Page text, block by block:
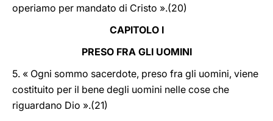
operiamo per mandato di Cristo ».(20)
CAPITOLO I
PRESO FRA GLI UOMINI
5. « Ogni sommo sacerdote, preso fra gli uomini, viene
costituito per il bene degli uomini nelle cose che
riguardano Dio ».(21)